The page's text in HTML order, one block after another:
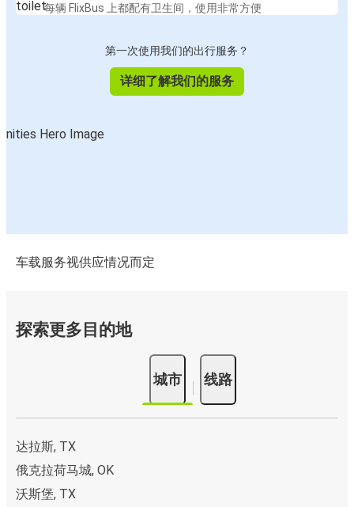
每辆 FlixBus 上都配有卫生间，使用非常方便
第一次使用我们的出行服务？
详细了解我们的服务
车载服务视供应情况而定
探索更多目的地
城市 线路
达拉斯, TX
俄克拉荷马城, OK
沃斯堡, TX